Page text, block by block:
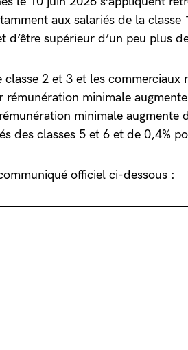
aux salariés de la classe
d’être supérieur d’un peu plus
classe 2 et 3 et les
rémunération minimale
minimale augmente
des classes 5 et 6 et de 0,4%
officiel ci-dessous :